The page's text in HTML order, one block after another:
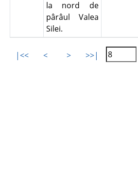
la nord de
pârâul Valea
Silei.
|<< < > >>|